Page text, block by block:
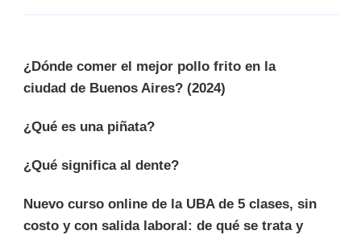
¿Dónde comer el mejor pollo frito en la
ciudad de Buenos Aires? (2024)
¿Qué es una piñata?
¿Qué significa al dente?
Nuevo curso online de la UBA de 5 clases, sin
costo y con salida laboral: de qué se trata y